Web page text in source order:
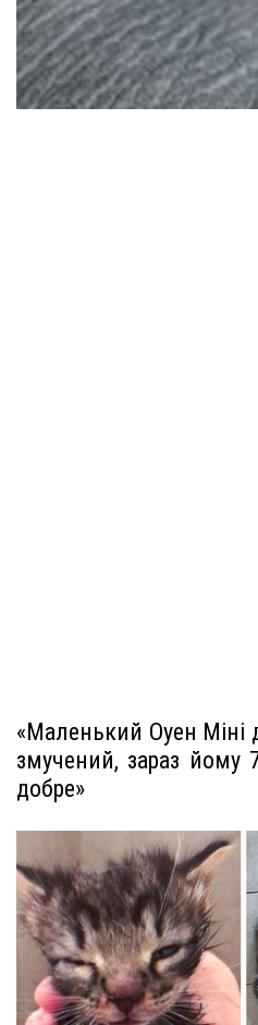
«Маленький Оуен Міні
змучений, зараз йому
добре»